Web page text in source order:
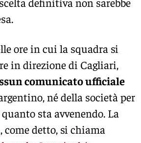
ore in cui la squadra si
in direzione di Cagliari,
comunicato ufficiale
né della società per
sta avvenendo. La
detto, si chiama